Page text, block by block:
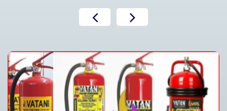
Yangın Dedektörleri & Sensörleri (Duman, Isı, Gaz)